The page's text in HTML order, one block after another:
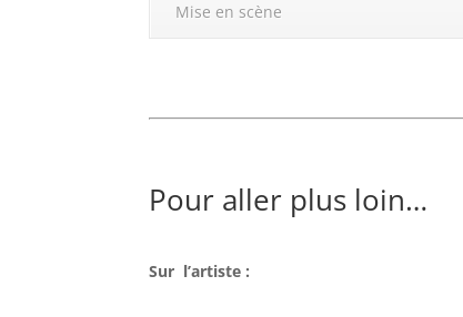
Mise en scène
Pour aller plus loin…
Sur l’artiste :